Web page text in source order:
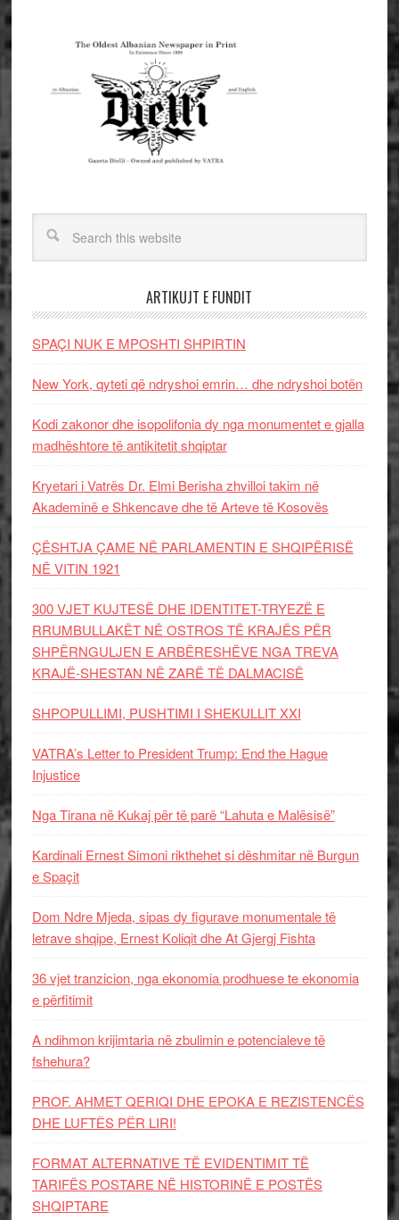
ARTIKUJT E FUNDIT
SPAÇI NUK E MPOSHTI SHPIRTIN
New York, qyteti që ndryshoi emrin… dhe ndryshoi botën
Kodi zakonor dhe isopolifonia dy nga monumentet e gjalla
madhështore të antikitetit shqiptar
Kryetari i Vatrës Dr. Elmi Berisha zhvilloi takim në
Akademinë e Shkencave dhe të Arteve të Kosovës
ÇËSHTJA ÇAME NË PARLAMENTIN E SHQIPËRISË
NË VITIN 1921
300 VJET KUJTESË DHE IDENTITET-TRYEZË E
RRUMBULLAKËT NË OSTROS TË KRAJËS PËR
SHPËRNGULJEN E ARBËRESHËVE NGA TREVA
KRAJË-SHESTAN NË ZARË TË DALMACISË
SHPOPULLIMI, PUSHTIMI I SHEKULLIT XXI
VATRA’s Letter to President Trump: End the Hague
Injustice
Nga Tirana në Kukaj për të parë “Lahuta e Malësisë”
Kardinali Ernest Simoni rikthehet si dëshmitar në Burgun
e Spaçit
Dom Ndre Mjeda, sipas dy figurave monumentale të
letrave shqipe, Ernest Koliqit dhe At Gjergj Fishta
36 vjet tranzicion, nga ekonomia prodhuese te ekonomia
e përfitimit
A ndihmon krijimtaria në zbulimin e potencialeve të
fshehura?
PROF. AHMET QERIQI DHE EPOKA E REZISTENCЁS
DHE LUFTЁS PЁR LIRI!
FORMAT ALTERNATIVE TË EVIDENTIMIT TË
TARIFËS POSTARE NË HISTORINË E POSTËS
SHQIPTARE